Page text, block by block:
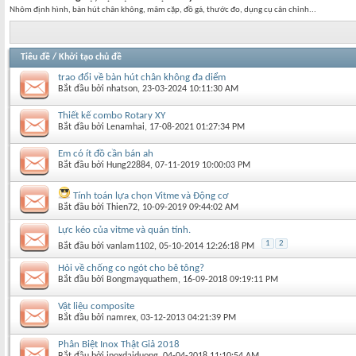
Nhôm định hình, bàn hút chân không, mâm cặp, đồ gá, thước đo, dụng cụ cân chỉnh...
Tiêu đề / Khởi tạo chủ đề
trao đổi về bàn hút chân không đa diểm
Bắt đầu bởi nhatson‎, 23-03-2024 10:11:30 AM
Thiết kế combo Rotary XY
Bắt đầu bởi Lenamhai‎, 17-08-2021 01:27:34 PM
Em có ít đồ cần bán ah
Bắt đầu bởi Hung22884‎, 07-11-2019 10:00:03 PM
Tính toán lựa chọn Vitme và Động cơ
Bắt đầu bởi Thien72‎, 10-09-2019 09:44:02 AM
Lực kéo của vitme và quán tính.
Bắt đầu bởi vanlam1102‎, 05-10-2014 12:26:18 PM 1 2
Hỏi về chống co ngót cho bê tông?
Bắt đầu bởi Bongmayquathem‎, 16-09-2018 09:19:11 PM
Vật liệu composite
Bắt đầu bởi namrex‎, 03-12-2013 04:21:39 PM
Phân Biệt Inox Thật Giả 2018